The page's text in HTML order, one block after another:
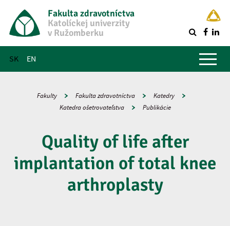
Fakulta zdravotníctva
Katolíckej univerzity
v Ružomberku
SK EN
Hlavné menu
Fakulty Fakulta zdravotníctva
Katedry
Katedra ošetrovateľstva
Publikácie
Quality of life after
implantation of total knee
arthroplasty